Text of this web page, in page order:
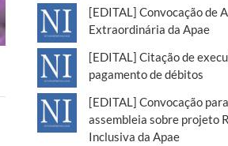
[EDITAL] Convocação de
Extraordinária da Apae
[EDITAL] Citação de
pagamento de débitos
[EDITAL] Convocação para
assembleia sobre projeto
Inclusiva da Apae